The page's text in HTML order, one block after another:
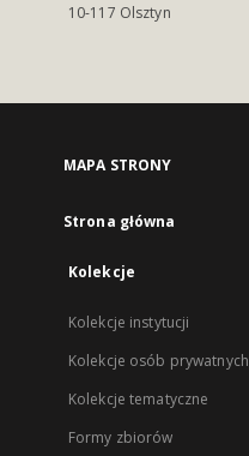
10-117 Olsztyn
MAPA STRONY
Strona główna
Kolekcje
Kolekcje instytucji
Kolekcje osób prywatnych
Kolekcje tematyczne
Formy zbiorów